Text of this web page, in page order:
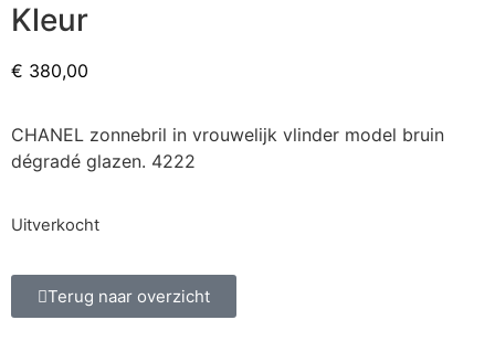
Kleur
€ 380,00
CHANEL zonnebril in vrouwelijk vlinder model bruin
dégradé glazen. 4222
Uitverkocht
Terug naar overzicht